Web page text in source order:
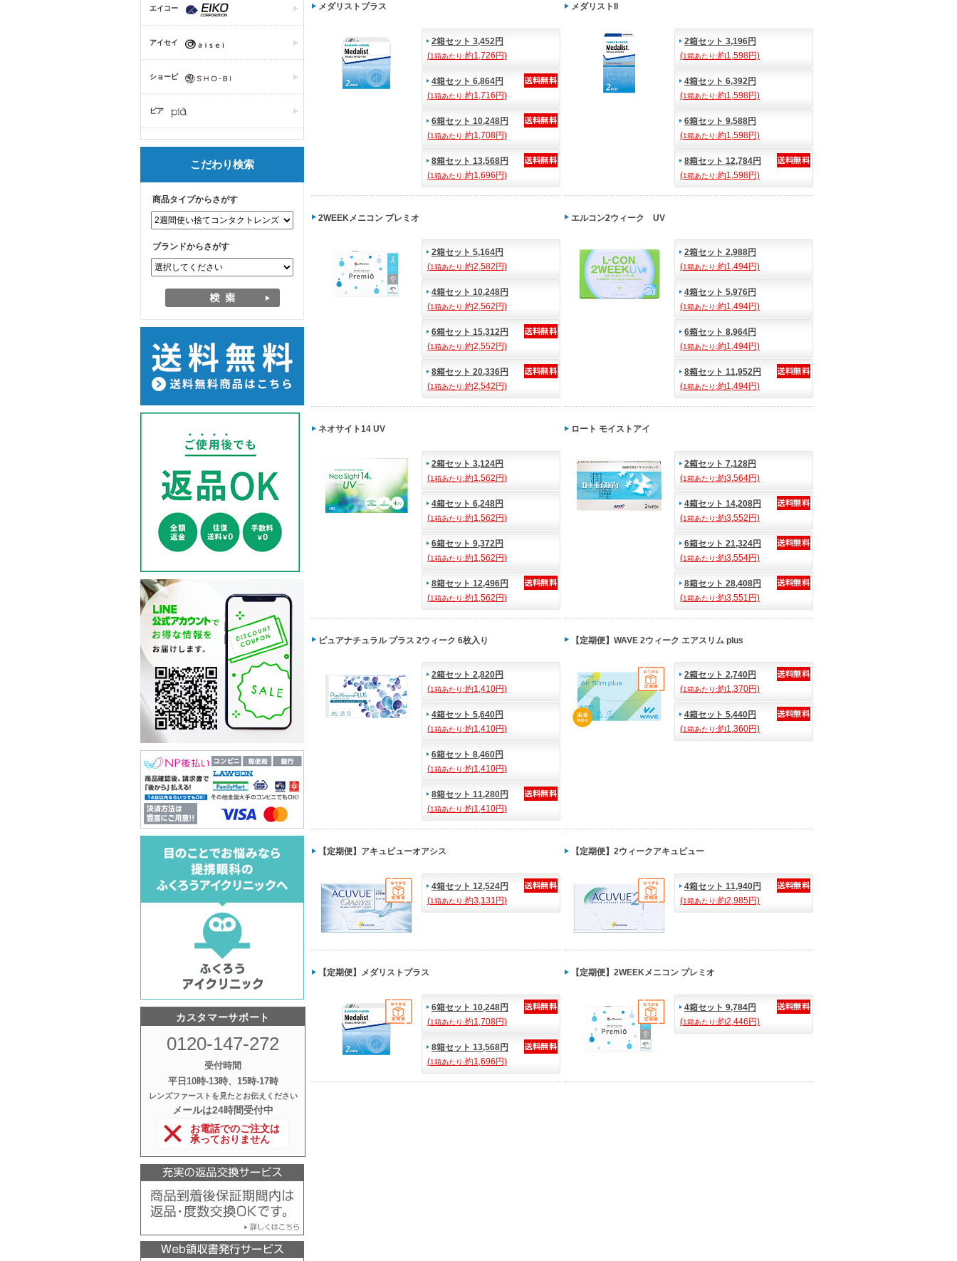
エイコー
アイセイ
ショービ
ピア
こだわり検索
商品タイプからさがす
ブランドからさがす
カスタマーサポート
0120-147-272
受付時間
平日10時‐13時、15時‐17時
レンズファーストを見たとお伝えください
メールは24時間受付中
お電話でのご注文は
承っておりません
メダリストプラス
2箱セット 3,452円
(1箱あたり:約1,726円)
4箱セット 6,864円
(1箱あたり:約1,716円)
6箱セット 10,248円
(1箱あたり:約1,708円)
8箱セット 13,568円
(1箱あたり:約1,696円)
メダリストII
2箱セット 3,196円
(1箱あたり:約1,598円)
4箱セット 6,392円
(1箱あたり:約1,598円)
6箱セット 9,588円
(1箱あたり:約1,598円)
8箱セット 12,784円
(1箱あたり:約1,598円)
2WEEKメニコン プレミオ
2箱セット 5,164円
(1箱あたり:約2,582円)
4箱セット 10,248円
(1箱あたり:約2,562円)
6箱セット 15,312円
(1箱あたり:約2,552円)
8箱セット 20,336円
(1箱あたり:約2,542円)
エルコン2ウィーク UV
2箱セット 2,988円
(1箱あたり:約1,494円)
4箱セット 5,976円
(1箱あたり:約1,494円)
6箱セット 8,964円
(1箱あたり:約1,494円)
8箱セット 11,952円
(1箱あたり:約1,494円)
ネオサイト14 UV
2箱セット 3,124円
(1箱あたり:約1,562円)
4箱セット 6,248円
(1箱あたり:約1,562円)
6箱セット 9,372円
(1箱あたり:約1,562円)
8箱セット 12,496円
(1箱あたり:約1,562円)
ロート モイストアイ
2箱セット 7,128円
(1箱あたり:約3,564円)
4箱セット 14,208円
(1箱あたり:約3,552円)
6箱セット 21,324円
(1箱あたり:約3,554円)
8箱セット 28,408円
(1箱あたり:約3,551円)
ピュアナチュラル プラス 2ウィーク 6枚入り
2箱セット 2,820円
(1箱あたり:約1,410円)
4箱セット 5,640円
(1箱あたり:約1,410円)
6箱セット 8,460円
(1箱あたり:約1,410円)
8箱セット 11,280円
(1箱あたり:約1,410円)
【定期便】WAVE 2ウィーク エアスリム plus
2箱セット 2,740円
(1箱あたり:約1,370円)
4箱セット 5,440円
(1箱あたり:約1,360円)
【定期便】アキュビューオアシス
4箱セット 12,524円
(1箱あたり:約3,131円)
【定期便】2ウィークアキュビュー
4箱セット 11,940円
(1箱あたり:約2,985円)
【定期便】メダリストプラス
6箱セット 10,248円
(1箱あたり:約1,708円)
8箱セット 13,568円
(1箱あたり:約1,696円)
【定期便】2WEEKメニコン プレミオ
4箱セット 9,784円
(1箱あたり:約2,446円)